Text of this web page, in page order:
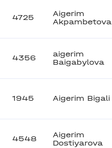
4725
Aigerim
Akpambetova
4356
aigerim
Baigabylova
1945 Aigerim Bigali
4548
Aigerim
Dostiyarova